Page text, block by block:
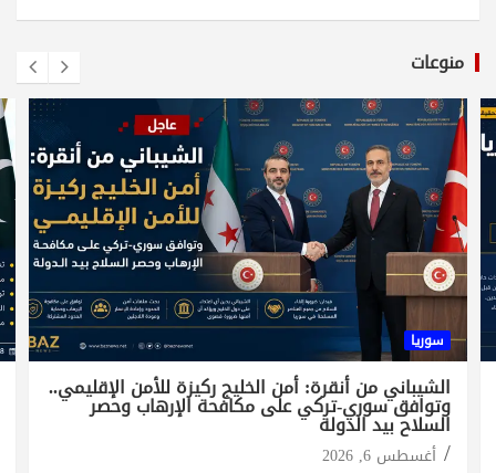
منوعات
سوريا
الشيباني من أنقرة: أمن الخليج ركيزة للأمن الإقليمي..
وتوافق سوري-تركي على مكافحة الإرهاب وحصر
السلاح بيد الدولة
أغسطس 6, 2026